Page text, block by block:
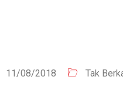
11/08/2018 Tak